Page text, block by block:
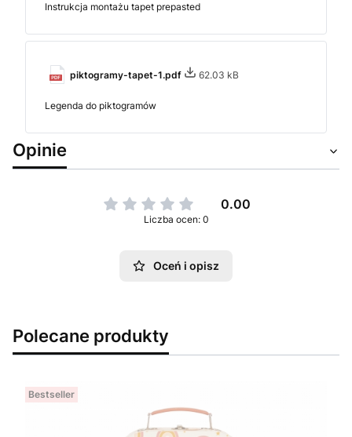
Instrukcja montażu tapet prepasted
piktogramy-tapet-1.pdf 62.03 kB
Legenda do piktogramów
Opinie
0.00
Liczba ocen: 0
Oceń i opisz
Polecane produkty
Bestseller